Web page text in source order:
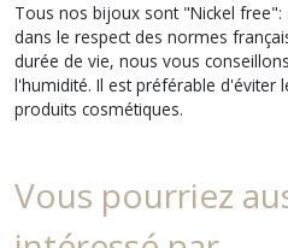
Tous nos bijoux sont "Nickel
dans le respect des normes
durée de vie, nous vous
l'humidité. Il est préférable d'éviter
produits cosmétiques.
Vous pourriez